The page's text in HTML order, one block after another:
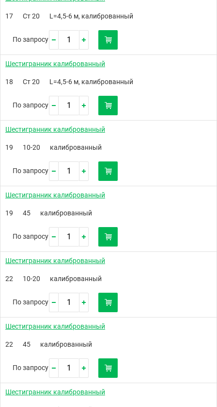
17 Ст 20 L=4,5-6 м, калиброванный
По запросу
Шестигранник калиброванный
18 Ст 20 L=4,5-6 м, калиброванный
По запросу
Шестигранник калиброванный
19 10-20 калиброванный
По запросу
Шестигранник калиброванный
19 45 калиброванный
По запросу
Шестигранник калиброванный
22 10-20 калиброванный
По запросу
Шестигранник калиброванный
22 45 калиброванный
По запросу
Шестигранник калиброванный